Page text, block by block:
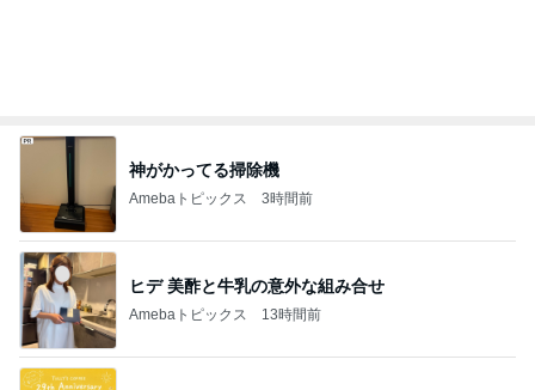
神がかってる掃除機
Amebaトピックス 3時間前
ヒデ 美酢と牛乳の意外な組み合せ
Amebaトピックス 13時間前